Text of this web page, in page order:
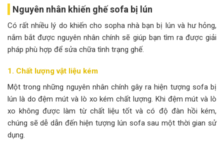
Nguyên nhân khiến ghế sofa bị lún
Có rất nhiều lý do khiến cho sopha nhà bạn bị lún và hư hỏng,
nắm bắt được nguyên nhân chính sẽ giúp bạn tìm ra được giải
pháp phù hợp để sửa chữa tình trạng ghế.
1. Chất lượng vật liệu kém
Một trong những nguyên nhân chính gây ra hiện tượng sofa bị
lún là do đệm mút và lò xo kém chất lượng. Khi đệm mút và lò
xo không được làm từ chất liệu tốt và có độ đàn hồi kém,
chúng sẽ dễ dẫn đến hiện tượng lún sofa sau một thời gian sử
dụng.